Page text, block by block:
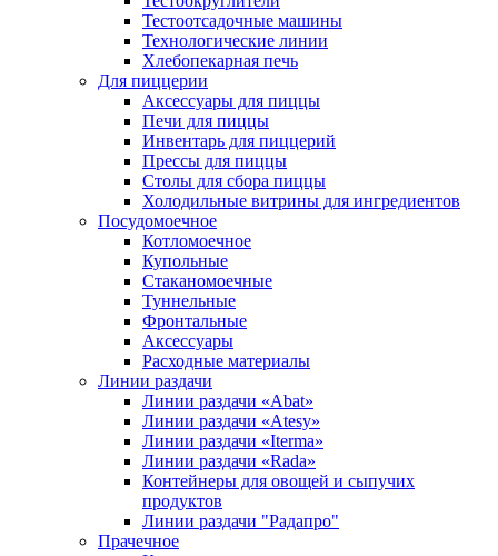
Тестоотсадочные машины
Технологические линии
Хлебопекарная печь
Для пиццерии
Аксессуары для пиццы
Печи для пиццы
Инвентарь для пиццерий
Прессы для пиццы
Столы для сбора пиццы
Холодильные витрины для ингредиентов
Посудомоечное
Котломоечное
Купольные
Стаканомоечные
Туннельные
Фронтальные
Аксессуары
Расходные материалы
Линии раздачи
Линии раздачи «Abat»
Линии раздачи «Atesy»
Линии раздачи «Iterma»
Линии раздачи «Rada»
Контейнеры для овощей и сыпучих
продуктов
Линии раздачи "Радапро"
Прачечное